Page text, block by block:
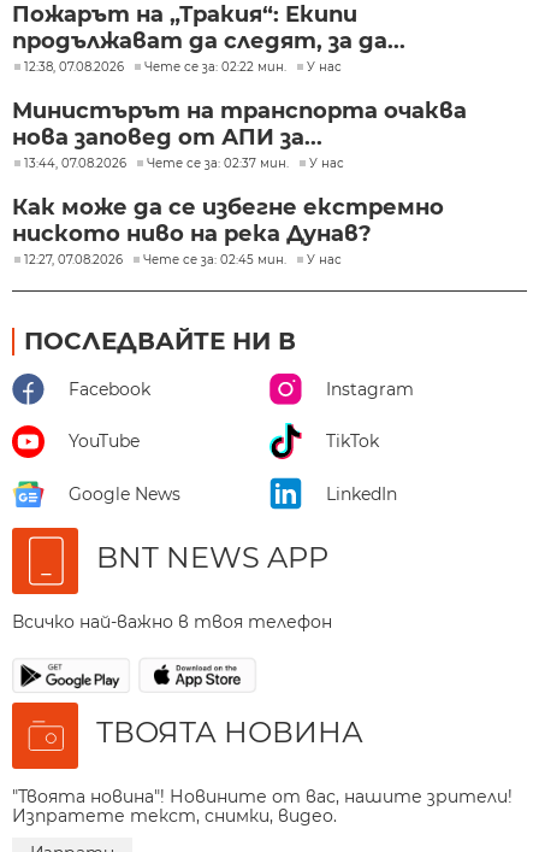
Пожарът на „Тракия“: Екипи
продължават да следят, за да...
12:38, 07.08.2026 Чете се за: 02:22 мин. У нас
Министърът на транспорта очаква
нова заповед от АПИ за...
13:44, 07.08.2026 Чете се за: 02:37 мин. У нас
Как може да се избегне екстремно
ниското ниво на река Дунав?
12:27, 07.08.2026 Чете се за: 02:45 мин. У нас
ПОСЛЕДВАЙТЕ НИ В
Facebook Instagram
YouTube TikTok
Google News LinkedIn
BNT NEWS APP
Всичко най-важно в твоя телефон
ТВОЯТА НОВИНА
"Твоята новина"! Новините от вас, нашите зрители!
Изпратете текст, снимки, видео.